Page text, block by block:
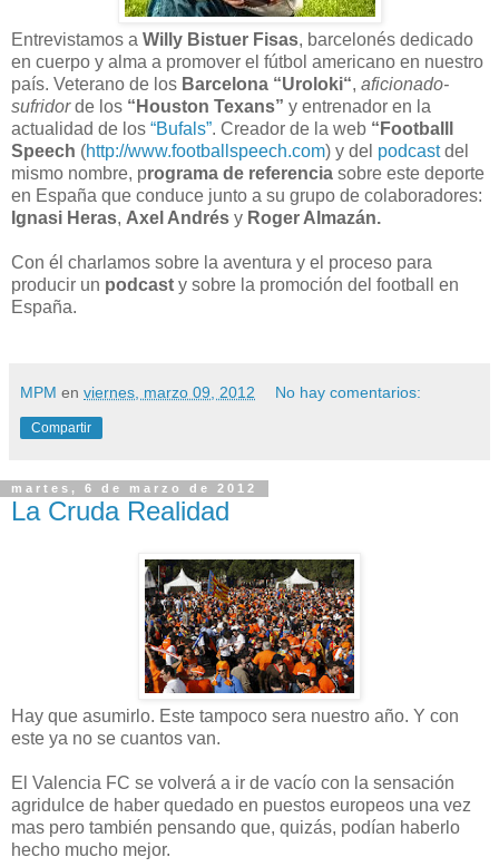
Entrevistamos a Willy Bistuer Fisas, barcelonés dedicado
en cuerpo y alma a promover el fútbol americano en nuestro
país. Veterano de los Barcelona “Uroloki“, aficionado-
sufridorde los “Houston Texans” y entrenador en la
actualidad de los “Bufals”. Creador de la web “Footballl
Speech (http://www.footballspeech.com) y del podcastdel
mismo nombre, programa de referencia sobre este deporte
en España que conduce junto a su grupo de colaboradores:
Ignasi Heras, Axel Andrés y Roger Almazán.
Con él charlamos sobre la aventura y el proceso para
producir un podcast y sobre la promoción del football en
España.
MPM en viernes, marzo 09, 2012 No hay comentarios:
Compartir
martes, 6 de marzo de 2012
La Cruda Realidad
Hay que asumirlo. Este tampoco sera nuestro año. Y con
este ya no se cuantos van.
El Valencia FC se volverá a ir de vacío con la sensación
agridulce de haber quedado en puestos europeos una vez
mas pero también pensando que, quizás, podían haberlo
hecho mucho mejor.